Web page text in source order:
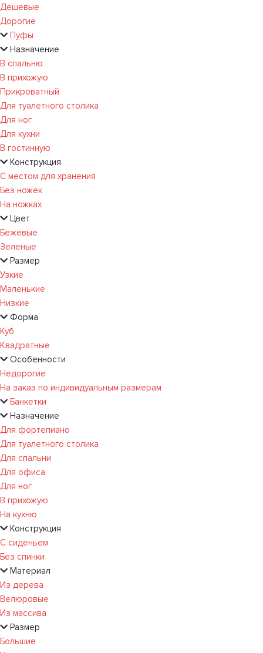
Дешевые
Дорогие
Пуфы
Назначение
В спальню
В прихожую
Прикроватный
Для туалетного столика
Для ног
Для кухни
В гостинную
Конструкция
С местом для хранения
Без ножек
На ножках
Цвет
Бежевые
Зеленые
Размер
Узкие
Маленькие
Низкие
Форма
Куб
Квадратные
Особенности
Недорогие
На заказ по индивидуальным размерам
Банкетки
Назначение
Для фортепиано
Для туалетного столика
Для спальни
Для офиса
Для ног
В прихожую
На кухню
Конструкция
С сиденьем
Без спинки
Материал
Из дерева
Велюровые
Из массива
Размер
Большие